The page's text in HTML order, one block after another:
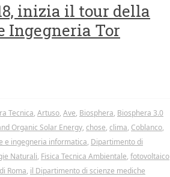
inizia il tour della
Ingegneria Tor
Tecnica, Artuso, Ave, Biosphera, Biosphera 3.0
Organic Solar Energy, chose, clima, Coblanco,
e ingegneria informatica, Dipartimento di
Naturali, Fisica Tecnica Ambientale, fotovoltaico
Roma, il Dipartimento di scienze mediche